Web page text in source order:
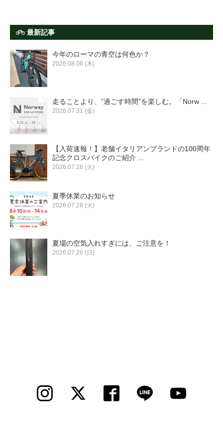
最新記事
今年のローマの青空は何色か？
2026.08.06 (木)
走ることより、”過ごす時間”を楽しむ。「Norw ...
2026.07.31 (金)
【入荷速報！】老舗イタリアンブランドの100周年
記念クロスバイクのご紹介 ...
2026.07.28 (火)
夏季休業のお知らせ
2026.07.28 (火)
夏場の空気入れすぎには、ご注意を！
2026.07.26 (日)